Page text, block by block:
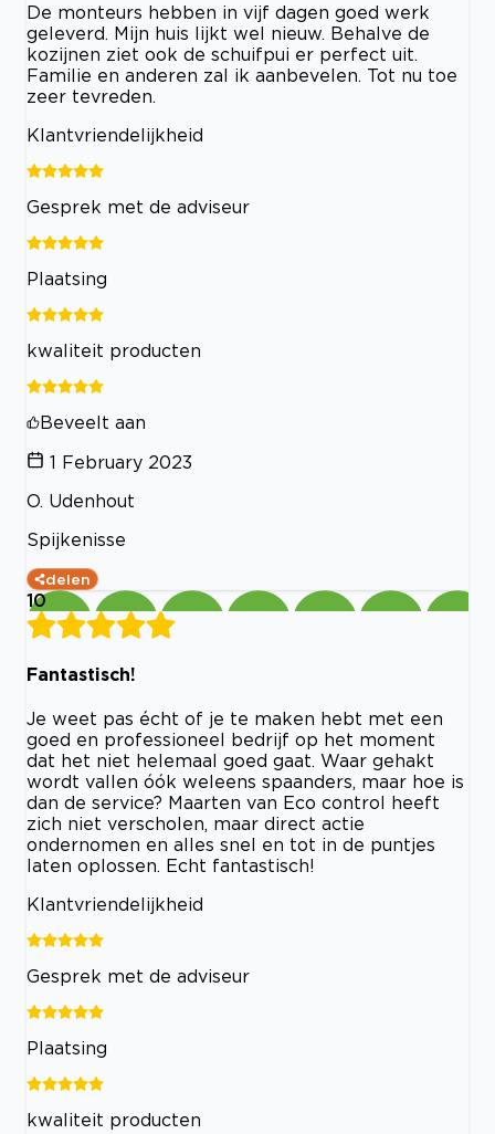
De monteurs hebben in vijf dagen goed werk
geleverd. Mijn huis lijkt wel nieuw. Behalve de
kozijnen ziet ook de schuifpui er perfect uit.
Familie en anderen zal ik aanbevelen. Tot nu toe
zeer tevreden.
Klantvriendelijkheid
Gesprek met de adviseur
Plaatsing
kwaliteit producten
Beveelt aan
1 February 2023
O. Udenhout
Spijkenisse
delen
10
Fantastisch!
Je weet pas écht of je te maken hebt met een
goed en professioneel bedrijf op het moment
dat het niet helemaal goed gaat. Waar gehakt
wordt vallen óók weleens spaanders, maar hoe is
dan de service? Maarten van Eco control heeft
zich niet verscholen, maar direct actie
ondernomen en alles snel en tot in de puntjes
laten oplossen. Echt fantastisch!
Klantvriendelijkheid
Gesprek met de adviseur
Plaatsing
kwaliteit producten